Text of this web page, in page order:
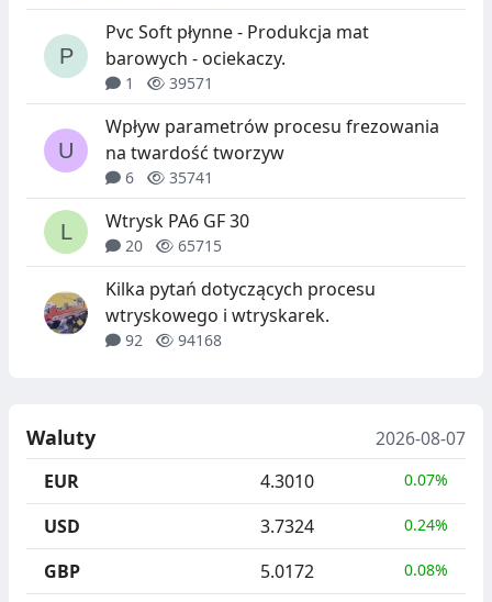
Pvc Soft płynne - Produkcja mat
barowych - ociekaczy.
1 39571
Wpływ parametrów procesu frezowania
na twardość tworzyw
6 35741
Wtrysk PA6 GF 30
20 65715
Kilka pytań dotyczących procesu
wtryskowego i wtryskarek.
92 94168
Waluty
2026-08-07
EUR
4.3010 0.07%
USD 3.7324 0.24%
GBP 5.0172 0.08%